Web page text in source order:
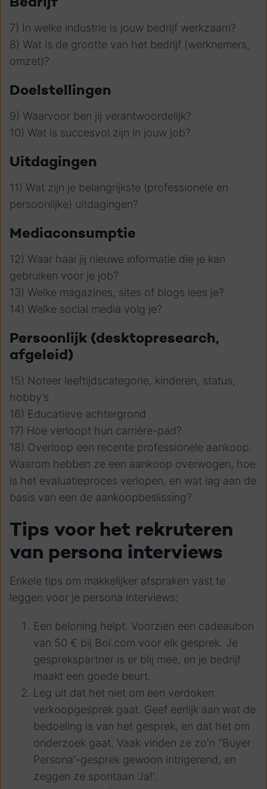
7) In welke industrie is jouw bedrijf werkzaam?
8) Wat is de grootte van het bedrijf (werknemers,
omzet)?
Doelstellingen
9) Waarvoor ben jij verantwoordelijk?
10) Wat is succesvol zijn in jouw job?
Uitdagingen
11) Wat zijn je belangrijkste (professionele en
persoonlijke) uitdagingen?
Mediaconsumptie
12) Waar haal jij nieuwe informatie die je kan
gebruiken voor je job?
13) Welke magazines, sites of blogs lees je?
14) Welke social media volg je?
Persoonlijk (desktopresearch,
afgeleid)
15) Noteer leeftijdscategorie, kinderen, status,
hobby’s
16) Educatieve achtergrond
17) Hoe verloopt hun carrière-pad?
18) Overloop een recente professionele aankoop.
Waarom hebben ze een aankoop overwogen, hoe
is het evaluatieproces verlopen, en wat lag aan de
basis van een de aankoopbeslissing?
Tips voor het rekruteren
van persona interviews
Enkele tips om makkelijker afspraken vast te
leggen voor je persona interviews:
Een beloning helpt. Voorzien een cadeaubon
van 50 € bij Bol.com voor elk gesprek. Je
gesprekspartner is er blij mee, en je bedrijf
maakt een goede beurt.
Leg uit dat het niet om een verdoken
verkoopgesprek gaat. Geef eerlijk aan wat de
bedoeling is van het gesprek, en dat het om
onderzoek gaat. Vaak vinden ze zo'n "Buyer
Persona'-gesprek gewoon intrigerend, en
zeggen ze spontaan 'Ja!'.